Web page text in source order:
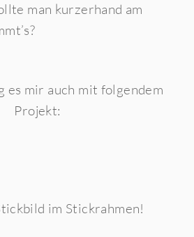
man kurzerhand am
es mir auch mit folgendem
Projekt:
im Stickrahmen!